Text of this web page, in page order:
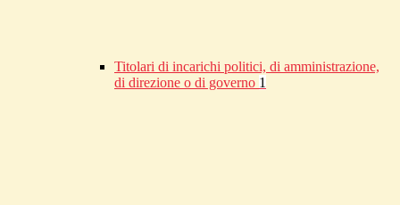
Titolari di incarichi politici, di amministrazione,
di direzione o di governo 1